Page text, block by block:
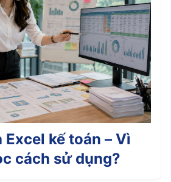
kế toán – Vì
cách sử dụng?